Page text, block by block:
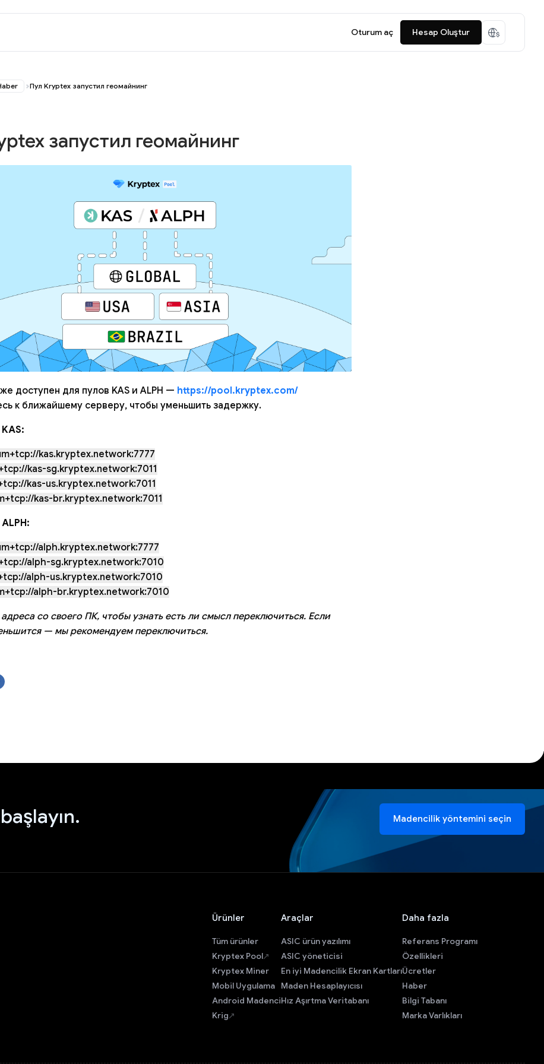
Oturum aç Hesap Oluştur
Пул Kryptex запустил геомайнинг
запустил геомайнинг
доступен для пулов KAS и ALPH — https://pool.kryptex.com/
к ближайшему серверу, чтобы уменьшить задержку.
kas.kryptex.network:7777
kas-sg.kryptex.network:7011
kas-us.kryptex.network:7011
kas-br.kryptex.network:7011
alph.kryptex.network:7777
alph-sg.kryptex.network:7010
alph-us.kryptex.network:7010
alph-br.kryptex.network:7010
со своего ПК, чтобы узнать есть ли смысл переключиться. Если
— мы рекомендуем переключиться.
Madencilik yöntemini seçin
Ürünler
Tüm ürünler
Kryptex Pool
Kryptex Miner
Mobil Uygulama
Android Madenci
Krig
Araçlar
ASIC ürün yazılımı
ASIC yöneticisi
En iyi Madencilik Ekran Kartları
Maden Hesaplayıcısı
Hız Aşırtma Veritabanı
Daha fazla
Referans Programı
Özellikleri
Ücretler
Haber
Bilgi Tabanı
Marka Varlıkları